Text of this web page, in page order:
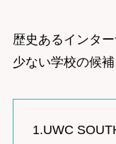
歴史あるインタ
少ない学校の候
1.UWC